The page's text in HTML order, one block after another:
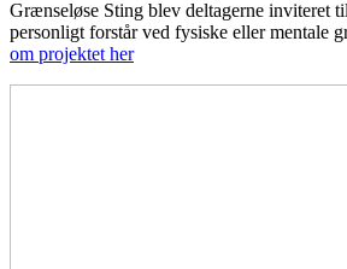
Grænseløse Sting blev deltagerne inviteret
personligt forstår ved fysiske eller mentale
om projektet her